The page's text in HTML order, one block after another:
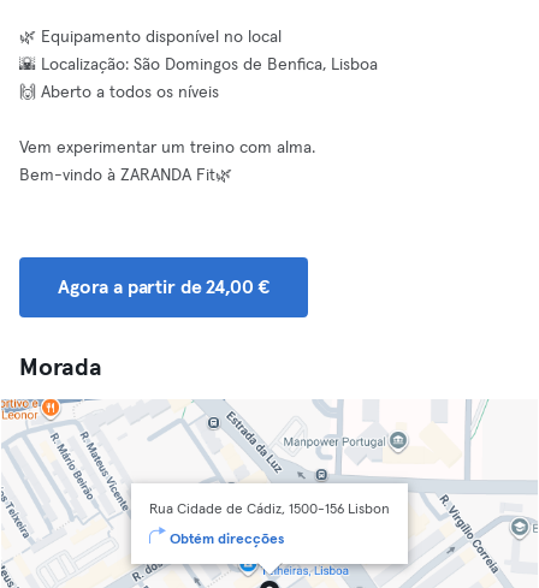
🌿 Equipamento disponível no local
🌇 Localização: São Domingos de Benfica, Lisboa
🙌 Aberto a todos os níveis
Vem experimentar um treino com alma.
Bem-vindo à ZARANDA Fit🌿
Agora a partir de 24,00 €
Morada
Rua Cidade de Cádiz, 1500-156 Lisbon
Obtém direcções